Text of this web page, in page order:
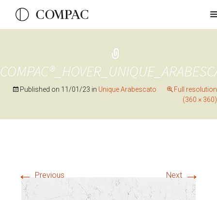
Published on 11/01/23 in Unique Arabescato
Full resolution
(360 × 360)
← Previous Next →